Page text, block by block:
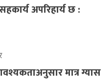
अपरिहार्य छ :
मात्र ग्यास